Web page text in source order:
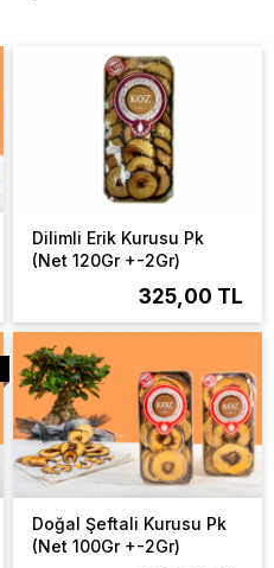
Dilimli Erik Kurusu Pk
(Net 120Gr +-2Gr)
325,00 TL
Doğal Şeftali Kurusu Pk
(Net 100Gr +-2Gr)